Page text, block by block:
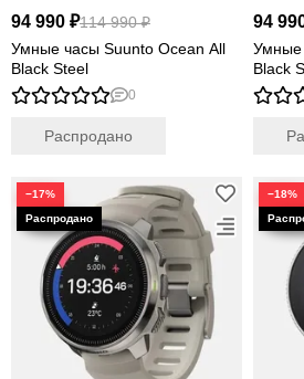
94 990 ₽114 990 ₽
Умные часы Suunto Ocean All
Black Steel
0
Распродано
94
Умные
Black
−17% −18%